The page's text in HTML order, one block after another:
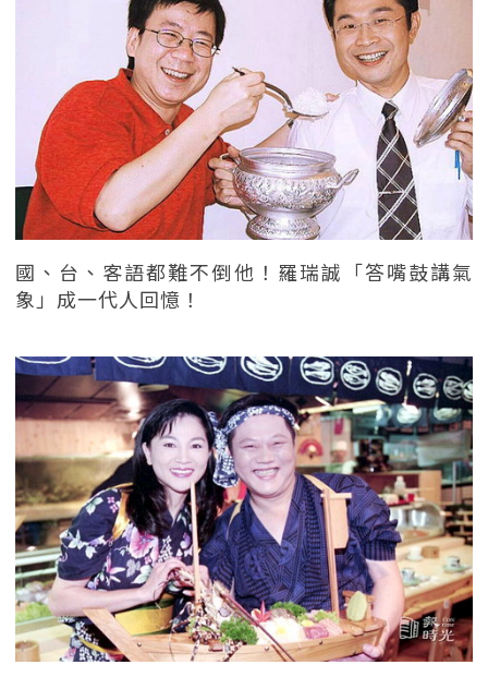
國、台、客語都難不倒他！羅瑞誠「答嘴鼓講氣
象」成一代人回憶！